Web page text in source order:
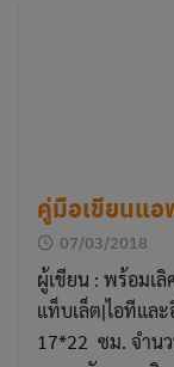
คู่มือเขียนแ
07/03/2018
ผู้เขียน : พร้อมเ
แท็บเล็ต|ไอทีแล
17*22 ซม. จำน